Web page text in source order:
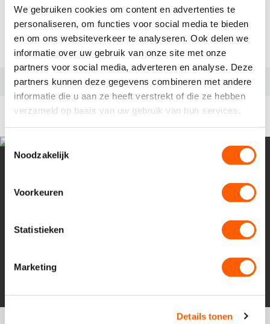
We gebruiken cookies om content en advertenties te
personaliseren, om functies voor social media te bieden
en om ons websiteverkeer te analyseren. Ook delen we
informatie over uw gebruik van onze site met onze
partners voor social media, adverteren en analyse. Deze
partners kunnen deze gegevens combineren met andere
informatie die u aan ze heeft verstrekt of die ze hebben
verzameld op basis van uw gebruik van hun services.
T
Noodzakelijk
Voorkeuren
Statistieken
Marketing
Details tonen
Kom op gesprek
Wij nodigen je zo snel mogelijk uit voor een
gesprek
RELEVANTE VACATURES